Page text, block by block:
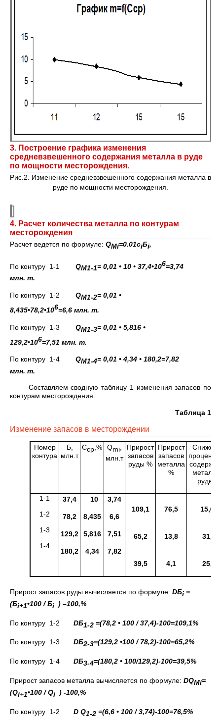
3. Построение графика изменения
средневзвешенного содержания металла в руде
по мощности месторождения.
Рис.2. Изменение средневзвешенного содержания металла в
руде по мощности месторождения.
4. Расчет количества металла по контурам
месторождения
Расчет ведется по формуле: QМi=0.01сiБi,
По контуру 1-1 QМ1-1= 0,01 • 10 • 37,4•106=3,74
млн. т.
По контуру 1-2 QМ1-2= 0,01 •
8,435•78,2•106=6,6 млн. т.
По контуру 1-3 QМ1-3= 0,01 • 5,816 •
129,2•106=7,51 млн. т.
По контуру 1-4 QМ1-4= 0,01 • 4,34 • 180,2=7,82
млн. т.
Составляем сводную таблицу 1 изменения запасов по
контурам месторождения.
Таблица 1
Изменение запасов в месторождении
Номер
контура
Б,
млн.т
Сср ,% Qmi
млн.т
Прирост
запасов
руды %
Прирост
запасов
металла
%
руде %
1-1
1-2
1-3
1-4
37,4
78,2
129,2
180,2
10
8,435
5,816
4,34
3,74
6,6
7,51
7,82
109,1
65,2
39,5
76,5
13,8
4,1
15,65
31,1
25,4
Прирост запасов руды вычисляется по формуле: DБi =
(Бi+1•100 / Бi ) –100,%
По контуру 1-2 DБ1-2 =(78,2 • 100 / 37,4)-100=109,1%
По контуру 1-3 DБ2-3=(129,2 •100 / 78,2)-100=65,2%
По контуру 1-4 DБ3-4=(180,2 • 100/129,2)-100=39,5%
Прирост запасов металла вычисляется по формуле: DQМi=
(Qi+1•100 / Qi ) -100,%
По контуру 1-2 D Q1-2 =(6,6 • 100 / 3,74)-100=76,5%